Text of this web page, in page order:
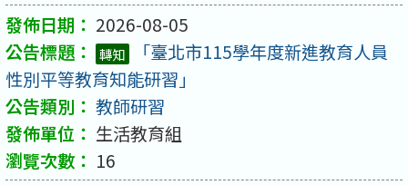
2026-08-05
轉知
「臺北市115學年度新進教育人員
性別平等教育知能研習」
教師研習
生活教育組
16